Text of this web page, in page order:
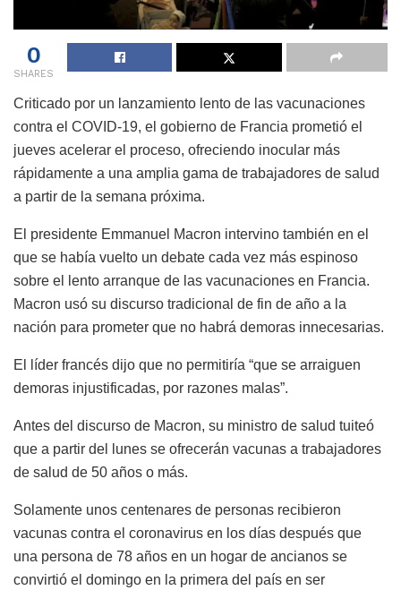
0
SHARES
Criticado por un lanzamiento lento de las vacunaciones
contra el COVID-19, el gobierno de Francia prometió el
jueves acelerar el proceso, ofreciendo inocular más
rápidamente a una amplia gama de trabajadores de salud
a partir de la semana próxima.
El presidente Emmanuel Macron intervino también en el
que se había vuelto un debate cada vez más espinoso
sobre el lento arranque de las vacunaciones en Francia.
Macron usó su discurso tradicional de fin de año a la
nación para prometer que no habrá demoras innecesarias.
El líder francés dijo que no permitiría “que se arraiguen
demoras injustificadas, por razones malas”.
Antes del discurso de Macron, su ministro de salud tuiteó
que a partir del lunes se ofrecerán vacunas a trabajadores
de salud de 50 años o más.
Solamente unos centenares de personas recibieron
vacunas contra el coronavirus en los días después que
una persona de 78 años en un hogar de ancianos se
convirtió el domingo en la primera del país en ser